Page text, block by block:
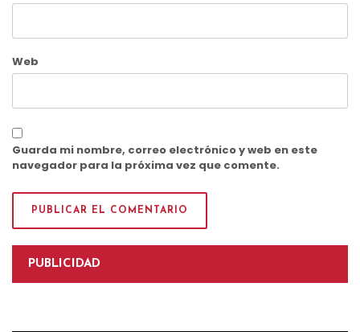
Web
Guarda mi nombre, correo electrónico y web en este
navegador para la próxima vez que comente.
PUBLICIDAD